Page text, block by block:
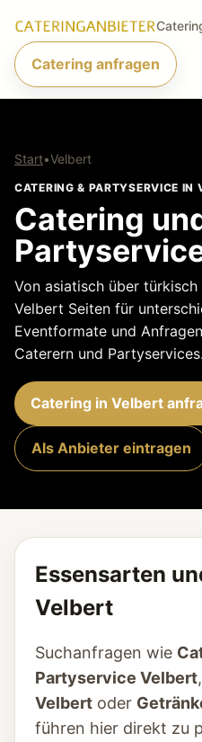
Catering anfragen
Start•Velbert
CATERING & PARTYSERVICE IN
Catering
Von asiatisch über
Velbert Seiten für
Eventformate und
Caterern und Partyservices.
Catering in Velbert
Als Anbieter eintragen
Essensarten
Velbert
Suchanfragen wie
Partyservice Velbert,
Velbert oder
führen hier direkt zu